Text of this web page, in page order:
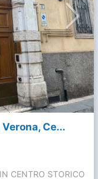
Ce...
CENTRO STORICO